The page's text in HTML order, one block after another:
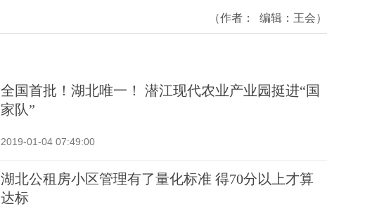
（作者： 编辑： 王会）
全国首批！湖北唯一！ 潜江现代农业产业园挺进“国
家队”
2019-01-04 07:49:00
湖北公租房小区管理有了量化标准 得70分以上才算
达标